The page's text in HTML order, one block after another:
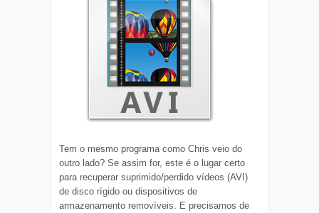
Tem o mesmo programa como Chris veio do
outro lado? Se assim for, este é o lugar certo
para recuperar suprimido/perdido vídeos (AVI)
de disco rígido ou dispositivos de
armazenamento removíveis. E precisamos de